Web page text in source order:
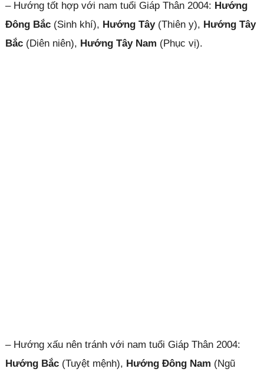
– Hướng tốt hợp với nam tuổi Giáp Thân 2004: Hướng
Đông Bắc(Sinh khí), Hướng Tây(Thiên y), Hướng Tây
Bắc(Diên niên), Hướng Tây Nam (Phục vị).
– Hướng xấu nên tránh với nam tuổi Giáp Thân 2004:
Hướng Bắc(Tuyệt mệnh), Hướng Đông Nam (Ngũ